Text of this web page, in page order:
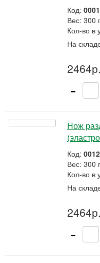
Код:
Вес: 300
Кол-во в
На
-
Нож
Код:
Вес: 300
Кол-во в
На
-